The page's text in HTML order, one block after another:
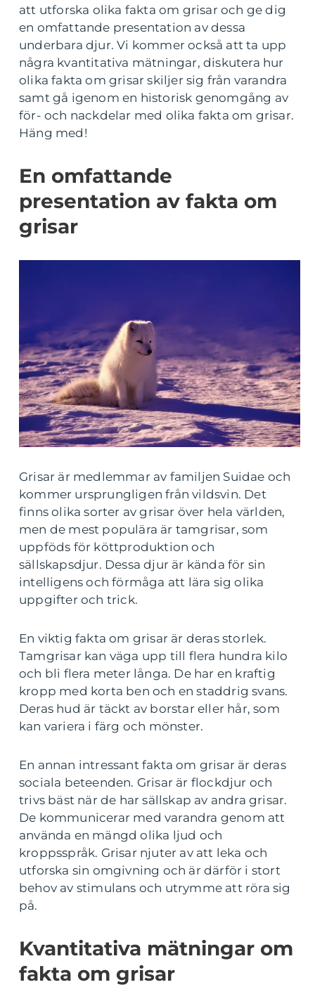
att utforska olika fakta om grisar och ge dig
en omfattande presentation av dessa
underbara djur. Vi kommer också att ta upp
några kvantitativa mätningar, diskutera hur
olika fakta om grisar skiljer sig från varandra
samt gå igenom en historisk genomgång av
för- och nackdelar med olika fakta om grisar.
Häng med!
En omfattande
presentation av fakta om
grisar
Grisar är medlemmar av familjen Suidae och
kommer ursprungligen från vildsvin. Det
finns olika sorter av grisar över hela världen,
men de mest populära är tamgrisar, som
uppföds för köttproduktion och
sällskapsdjur. Dessa djur är kända för sin
intelligens och förmåga att lära sig olika
uppgifter och trick.
En viktig fakta om grisar är deras storlek.
Tamgrisar kan väga upp till flera hundra kilo
och bli flera meter långa. De har en kraftig
kropp med korta ben och en staddrig svans.
Deras hud är täckt av borstar eller hår, som
kan variera i färg och mönster.
En annan intressant fakta om grisar är deras
sociala beteenden. Grisar är flockdjur och
trivs bäst när de har sällskap av andra grisar.
De kommunicerar med varandra genom att
använda en mängd olika ljud och
kroppsspråk. Grisar njuter av att leka och
utforska sin omgivning och är därför i stort
behov av stimulans och utrymme att röra sig
på.
Kvantitativa mätningar om
fakta om grisar